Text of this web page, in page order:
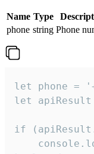
Name Type
phone string Phone
let phone =
let
if